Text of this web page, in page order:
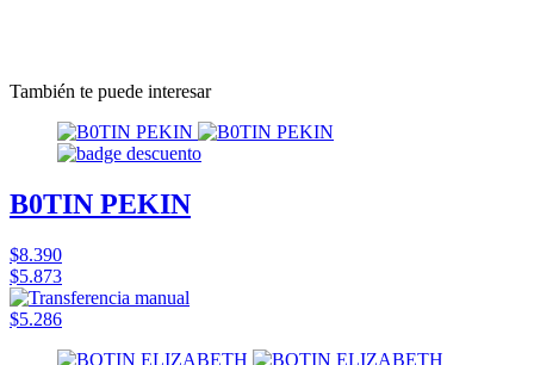
También te puede interesar
B0TIN PEKIN
$8.390
$5.873
$5.286